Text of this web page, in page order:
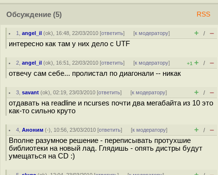
Обсуждение (5) RSS
1 ,angel_il (ok), 16:48, 22/03/2010 [ответить] [к модератору] + / –
интересно как там у них дело с UTF
2 ,angel_il (ok), 16:51, 22/03/2010 [ответить] [к модератору] +1 + / –
отвечу сам себе... пролистал по диагонали -- никак
3 ,savant (ok), 02:19, 23/03/2010 [ответить] [к модератору] + / –
отдавать на readline и ncurses почти два мегабайта из 10 это
как-то сильно круто
4 ,Аноним (-), 10:56, 23/03/2010 [ответить] [к модератору] + / –
Вполне разумное решение - переписывать протухшие
библиотеки на новый лад. Глядишь - опять дистры будут
умещаться на CD :)